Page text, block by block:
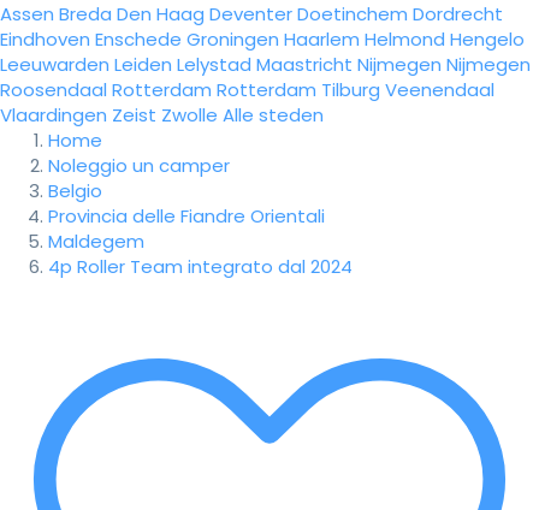
Assen Breda Den Haag DeventerDoetinchem Dordrecht
Eindhoven Enschede Groningen Haarlem Helmond Hengelo
Leeuwarden Leiden Lelystad Maastricht Nijmegen Nijmegen
Roosendaal Rotterdam Rotterdam Tilburg Veenendaal
Vlaardingen Zeist Zwolle Alle steden
Home
Noleggio un camper
Belgio
Provincia delle Fiandre Orientali
Maldegem
4p Roller Team integrato dal 2024